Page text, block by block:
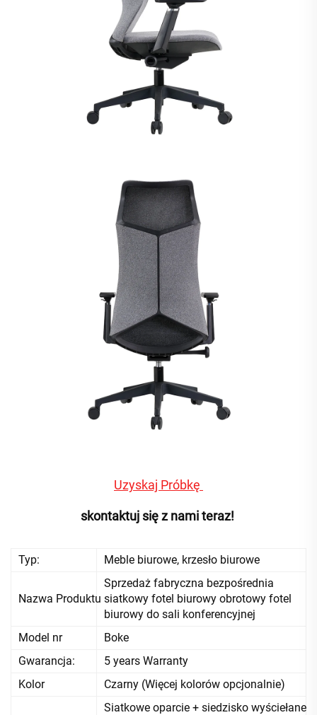
Uzyskaj Próbkę
skontaktuj się z nami teraz!
Typ: Meble biurowe, krzesło biurowe
Nazwa Produktu
Sprzedaż fabryczna bezpośrednia
siatkowy fotel biurowy obrotowy fotel
biurowy do sali konferencyjnej
Model nr
Boke
Gwarancja:
5 years Warranty
Kolor
Czarny (Więcej kolorów opcjonalnie)
Siatkowe oparcie + siedzisko wyściełane